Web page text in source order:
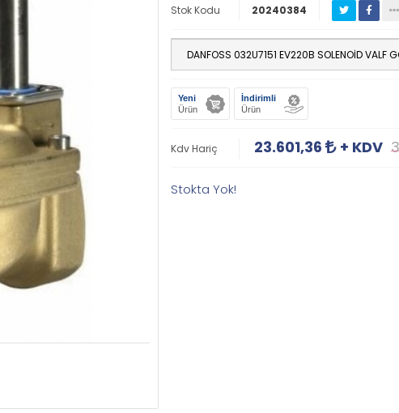
Stok Kodu 20240384
Yeni
Ürün
İndirimli
Ürün
Kdv Hariç 23.601,36 + KDV
Stokta Yok!